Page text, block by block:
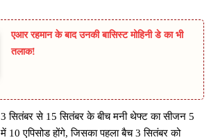
एआर रहमान के बाद उनकी बासिस्ट मोहिनी डे का भी
तलाक!
सितंबर से 15 सितंबर के बीच मनी थेफ्ट का सीजन 5
एपिसोड होंगे, जिसका पहला बैच 3 सितंबर को